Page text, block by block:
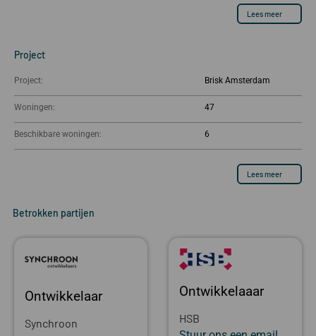
Lees meer
Project
Project: Brisk Amsterdam
Woningen: 47
Beschikbare woningen: 6
Lees meer
Betrokken partijen
Ontwikkelaar
Synchroon
Ontwikkelaaar
HSB